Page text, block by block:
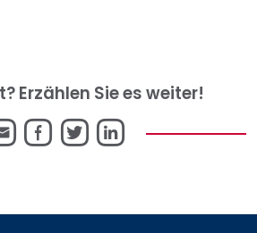
Erzählen Sie es weiter!
E-Facebook
Twitter
LinkedIn